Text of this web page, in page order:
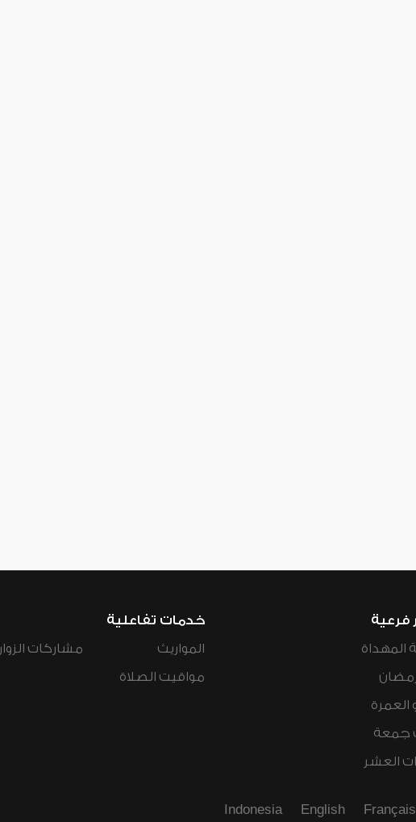
فرعية
المهداة
العمرة
العشر
خدمات تفاعلية
المواريث
مواقيت الصلاة
مشاركات الزوار
Français
English
Indonesia